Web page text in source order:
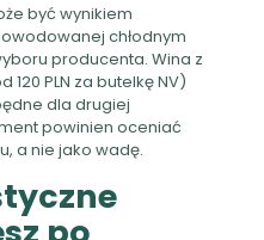
być wynikiem
chłodnym
producenta. Wina z
120 PLN za butelkę NV)
dla drugiej
powinien oceniać
a nie jako wadę.